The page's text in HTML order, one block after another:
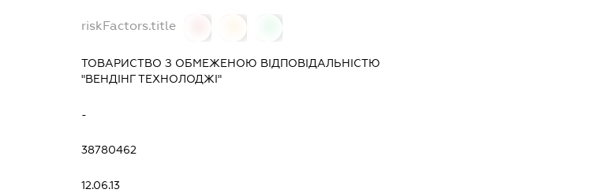
riskFactors.title
ТОВАРИСТВО З ОБМЕЖЕНОЮ ВІДПОВІДАЛЬНІСТЮ
"ВЕНДІНГ ТЕХНОЛОДЖІ"
-
38780462
12.06.13